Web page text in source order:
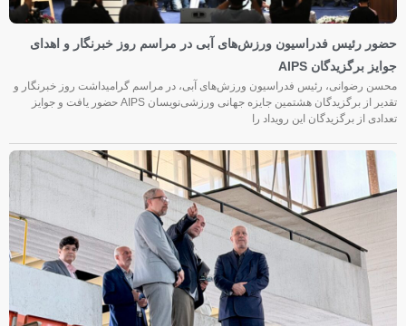
حضور رئیس فدراسیون ورزش‌های آبی در مراسم روز خبرنگار و اهدای
جوایز برگزیدگان AIPS
محسن رضوانی، رئیس فدراسیون ورزش‌های آبی، در مراسم گرامیداشت روز خبرنگار و
تقدیر از برگزیدگان هشتمین جایزه جهانی ورزشی‌نویسان AIPS حضور یافت و جوایز
تعدادی از برگزیدگان این رویداد را